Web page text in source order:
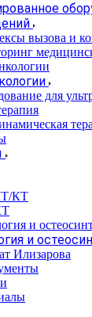
вызова и
для
КТ
и
Илизарова